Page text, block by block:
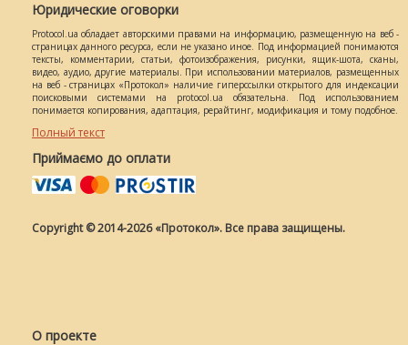
Юридические оговорки
Protocol.ua обладает авторскими правами на информацию, размещенную на веб -
страницах данного ресурса, если не указано иное. Под информацией понимаются
тексты, комментарии, статьи, фотоизображения, рисунки, ящик-шота, сканы,
видео, аудио, другие материалы. При использовании материалов, размещенных
на веб - страницах «Протокол» наличие гиперссылки открытого для индексации
поисковыми системами на protocol.ua обязательна. Под использованием
понимается копирования, адаптация, рерайтинг, модификация и тому подобное.
Полный текст
Приймаємо до оплати
Copyright © 2014-2026 «Протокол». Все права защищены.
О проекте